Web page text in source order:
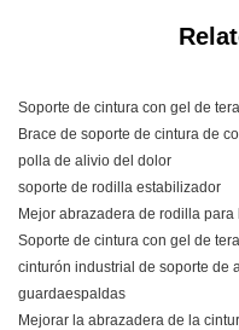
Soporte de cintura con gel de
Brace de soporte de cintura de
polla de alivio del dolor
soporte de rodilla estabilizador
Mejor abrazadera de rodilla para
Soporte de cintura con gel de
cinturón industrial de soporte de
guardaespaldas
Mejorar la abrazadera de la